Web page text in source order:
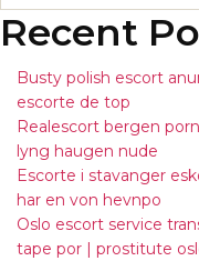
Recent
Busty polish escort
escorte de top
Realescort bergen
lyng haugen nude
Escorte i stavanger
har en von hevnpo
Oslo escort service
tape por | prostitute